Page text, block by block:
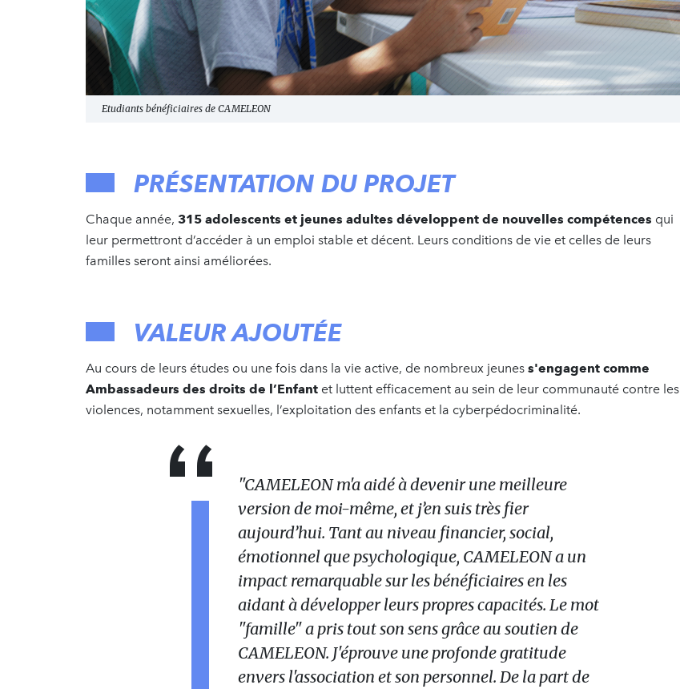
Etudiants bénéficiaires de CAMELEON
PRÉSENTATION DU PROJET
Chaque année, 315 adolescents et jeunes adultes développent de nouvelles compétences qui
leur permettront d’accéder à un emploi stable et décent. Leurs conditions de vie et celles de leurs
familles seront ainsi améliorées.
VALEUR AJOUTÉE
Au cours de leurs études ou une fois dans la vie active, de nombreux jeunes s'engagent comme
Ambassadeurs des droits de l’Enfant et luttent efficacement au sein de leur communauté contre les
violences, notamment sexuelles, l’exploitation des enfants et la cyberpédocriminalité.
"CAMELEON m'a aidé à devenir une meilleure
version de moi-même, et j’en suis très fier
aujourd’hui. Tant au niveau financier, social,
émotionnel que psychologique, CAMELEON a un
impact remarquable sur les bénéficiaires en les
aidant à développer leurs propres capacités. Le mot
"famille" a pris tout son sens grâce au soutien de
CAMELEON. J'éprouve une profonde gratitude
envers l'association et son personnel. De la part de